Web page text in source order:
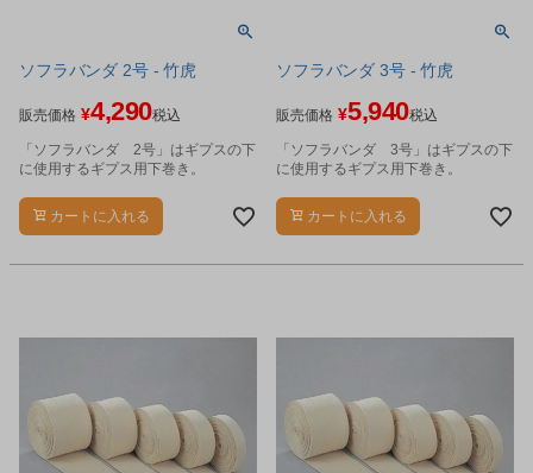
ソフラバンダ 2号 - 竹虎
販売価格 ¥4,290税込
「ソフラバンダ 2号」はギプスの下
に使用するギプス用下巻き。
カートに入れる
ソフラバンダ 3号 - 竹虎
販売価格 ¥5,940税込
「ソフラバンダ 3号」はギプスの下
に使用するギプス用下巻き。
カートに入れる